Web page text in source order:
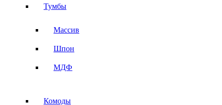
Тумбы
Массив
Шпон
МДФ
Комоды